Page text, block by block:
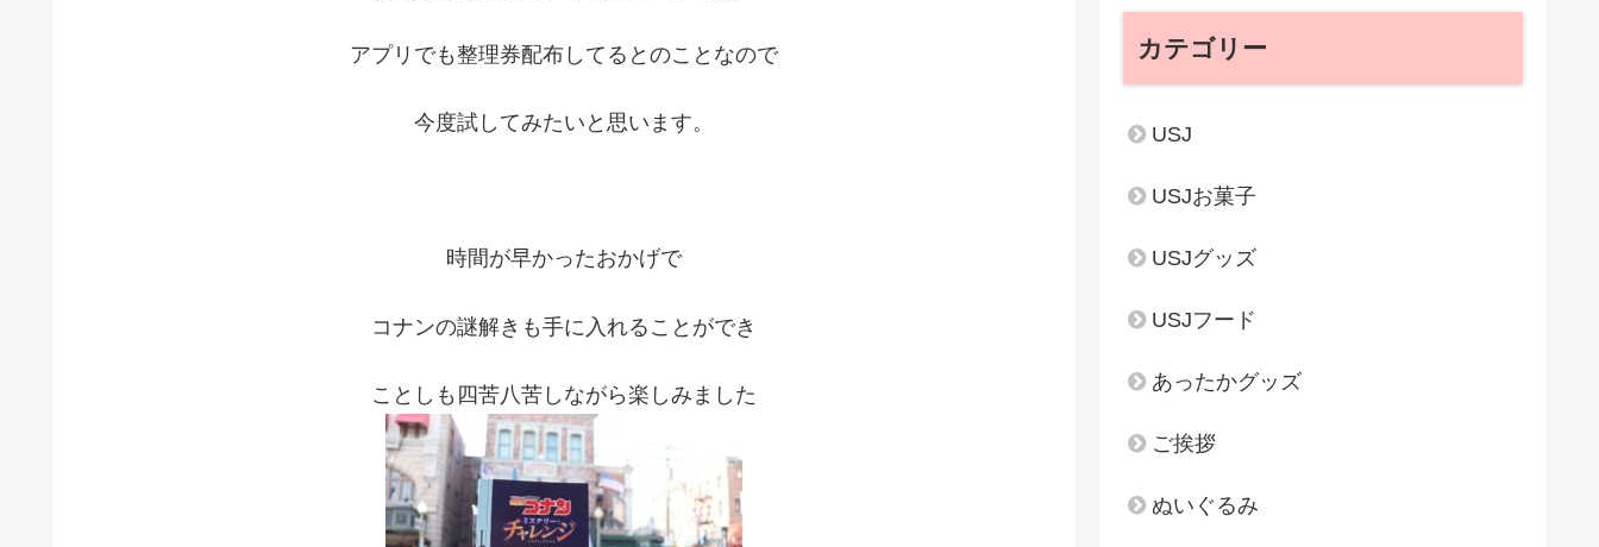
アプリでも整理券配布してるとのことなので
今度試してみたいと思います。
時間が早かったおかげで
コナンの謎解きも手に入れることができ
ことしも四苦八苦しながら楽しみました
カテゴリー
USJ
USJお菓子
USJグッズ
USJフード
あったかグッズ
ご挨拶
ぬいぐるみ